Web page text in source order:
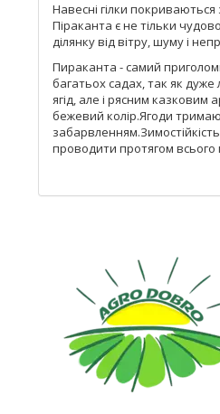
Навесні гілки
Піраканта є не тільки
ділянку від вітру, шуму і
Пираканта - самий
багатьох садах, так як дуже
ягід, але і рясним казковим
бежевий колір.Ягоди
проводити протягом всього